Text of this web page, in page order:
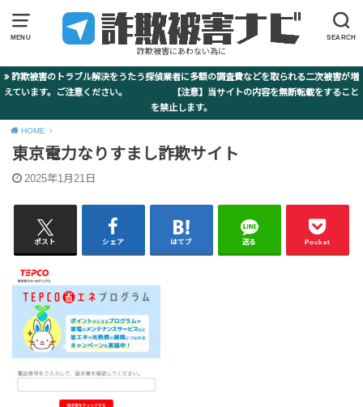
MENU SEARCH
詐欺被害にあわない為に
詐欺被害のトラブル解決をうたう探偵業者に多額の調査費などを取られる二次被害が増
えています。ご注意ください。 【注意】当サイトの内容を無断転載をすること
を禁止します。
HOME
東京電力なりすまし詐欺サイト
2025年1月21日
ポスト シェア はてブ 送る Pocket